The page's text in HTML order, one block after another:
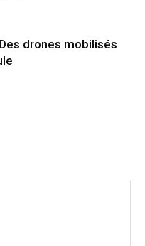
drones mobilisés